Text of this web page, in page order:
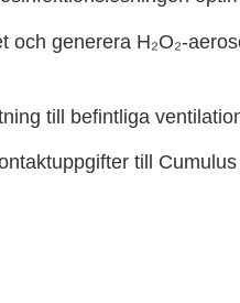
generera H₂O₂-
till befintliga
till